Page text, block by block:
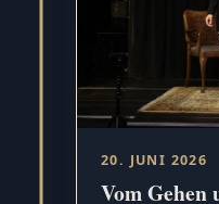
20. JUNI 2026
Vom Gehen